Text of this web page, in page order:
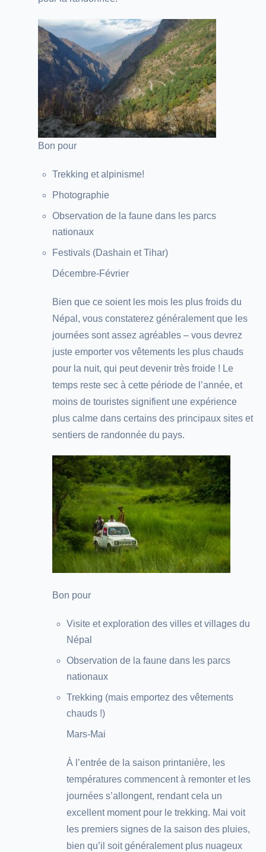
Bon pour
Trekking et alpinisme!
Photographie
Observation de la faune dans les parcs
nationaux
Festivals (Dashain et Tihar)
Décembre-Février
Bien que ce soient les mois les plus froids du
Népal, vous constaterez généralement que les
journées sont assez agréables – vous devrez
juste emporter vos vêtements les plus chauds
pour la nuit, qui peut devenir très froide ! Le
temps reste sec à cette période de l’année, et
moins de touristes signifient une expérience
plus calme dans certains des principaux sites et
sentiers de randonnée du pays.
Bon pour
Visite et exploration des villes et villages du
Népal
Observation de la faune dans les parcs
nationaux
Trekking (mais emportez des vêtements
chauds !)
Mars-Mai
À l’entrée de la saison printanière, les
températures commencent à remonter et les
journées s’allongent, rendant cela un
excellent moment pour le trekking. Mai voit
les premiers signes de la saison des pluies,
bien qu’il soit généralement plus nuageux